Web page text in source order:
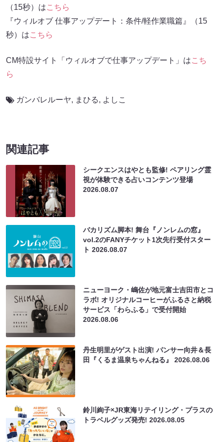
（15秒）はこちら
『ウィルオブ 仕事アップデート：条件/軽作業職篇』（15
秒）はこちら
CM特設サイト「ウィルオブで仕事アップデート」はこち
ら
ガンバレルーヤ, まひる, よしこ
関連記事
シークエンスはやとも監修! ペアリング霊
視が体験できる占いコンテンツ登場
2026.08.07
バカリズム脚本! 舞台『ノンレムの窓』
vol.2のFANYチケット1次先行受付スター
ト2026.08.07
ニューヨーク・嶋佐が地元富士吉田市とコ
ラボ! オリジナルコーヒーがふるさと納税
サービス「わらふる」で受付開始
2026.08.06
丹生明里がゲスト出演! パンサー向井＆長
田『くるま温泉ちゃんねる』2026.08.06
鈴川絢子×JR東海リテイリング・プラスの
トラベルグッズ発売!2026.08.05